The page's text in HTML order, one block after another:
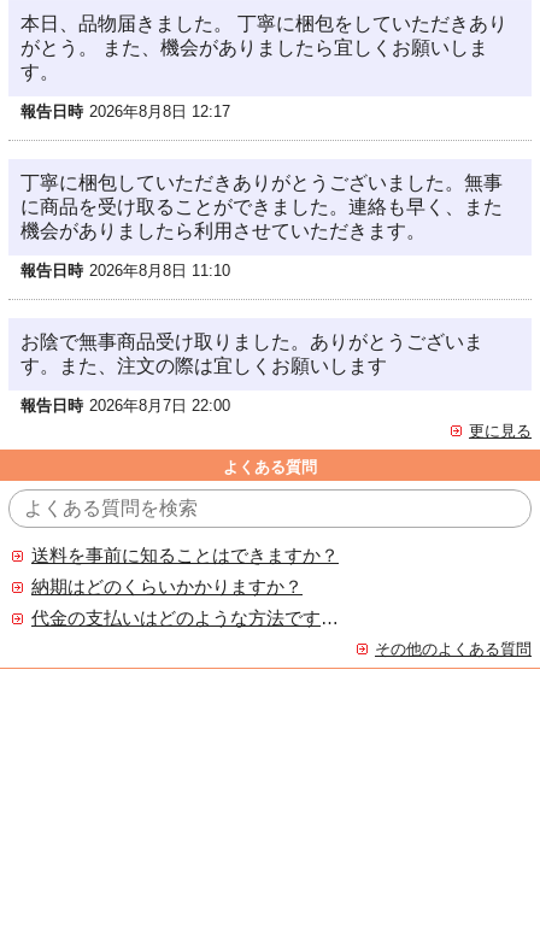
本日、品物届きました。 丁寧に梱包をしていただきあり
がとう。 また、機会がありましたら宜しくお願いしま
す。
報告日時 2026年8月8日 12:17
丁寧に梱包していただきありがとうございました。無事
に商品を受け取ることができました。連絡も早く、また
機会がありましたら利用させていただきます。
報告日時 2026年8月8日 11:10
お陰で無事商品受け取りました。ありがとうございま
す。また、注文の際は宜しくお願いします
報告日時 2026年8月7日 22:00
更に見る
よくある質問
送料を事前に知ることはできますか？
納期はどのくらいかかりますか？
代金の支払いはどのような方法ですか？
その他のよくある質問